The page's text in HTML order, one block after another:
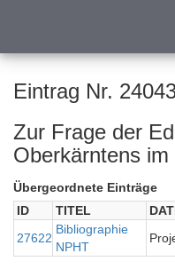
Eintrag Nr.
Zur Frage der
Oberkärntens
Übergeordnete Einträge
ID
TITEL
27622
Bibliographie
NPHT